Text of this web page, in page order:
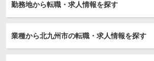
勤務地から転職・求人情報を探す
業種から北九州市の転職・求人情報を探す